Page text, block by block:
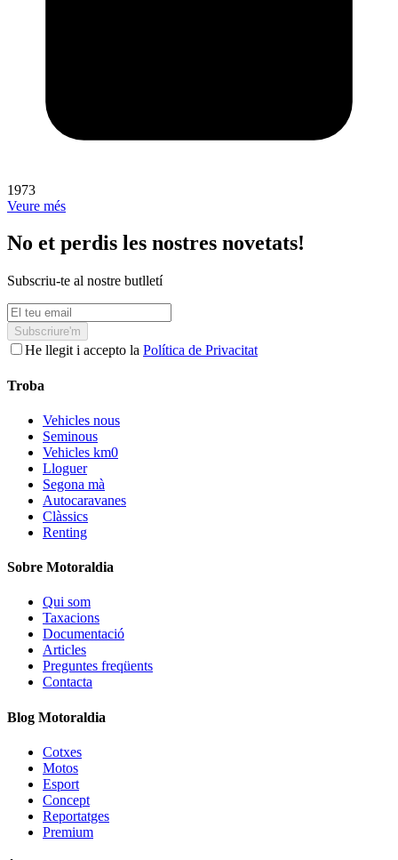
1973
Veure més
No et perdis les nostres novetats!
Subscriu-te al nostre butlletí
Subscriure'm
He llegit i accepto la Política de Privacitat
Troba
Vehicles nous
Seminous
Vehicles km0
Lloguer
Segona mà
Autocaravanes
Clàssics
Renting
Sobre Motoraldia
Qui som
Taxacions
Documentació
Articles
Preguntes freqüents
Contacta
Blog Motoraldia
Cotxes
Motos
Esport
Concept
Reportatges
Premium